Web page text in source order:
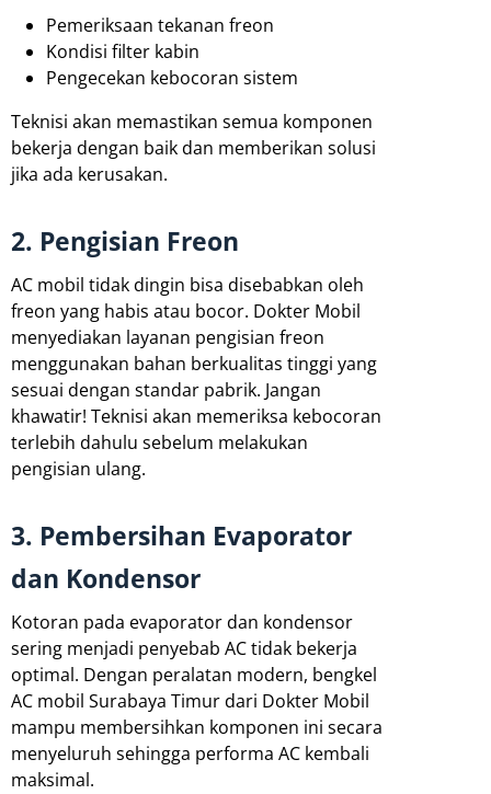
Pemeriksaan tekanan freon
Kondisi filter kabin
Pengecekan kebocoran sistem
Teknisi akan memastikan semua komponen
bekerja dengan baik dan memberikan solusi
jika ada kerusakan.
2. Pengisian Freon
AC mobil tidak dingin bisa disebabkan oleh
freon yang habis atau bocor. Dokter Mobil
menyediakan layanan pengisian freon
menggunakan bahan berkualitas tinggi yang
sesuai dengan standar pabrik. Jangan
khawatir! Teknisi akan memeriksa kebocoran
terlebih dahulu sebelum melakukan
pengisian ulang.
3. Pembersihan Evaporator
dan Kondensor
Kotoran pada evaporator dan kondensor
sering menjadi penyebab AC tidak bekerja
optimal. Dengan peralatan modern, bengkel
AC mobil Surabaya Timur dari Dokter Mobil
mampu membersihkan komponen ini secara
menyeluruh sehingga performa AC kembali
maksimal.